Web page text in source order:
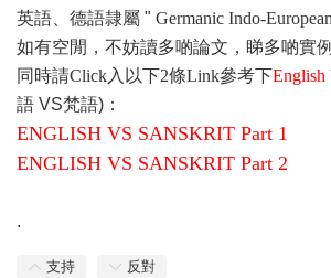
英語、德語隷屬 " Germanic Indo-
如有空閒，不妨讀多啲論文，睇多啲實
同時請Click入以下2條Link參考下English
語 VS梵語)：
ENGLISH VS SANSKRIT Part 1
ENGLISH VS SANSKRIT Part 2
.
支持 反對